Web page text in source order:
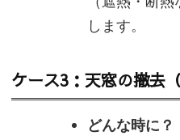
します。
ケース3：天窓の撤去
どんな時に？